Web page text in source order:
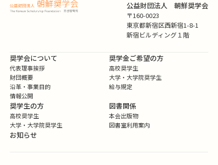
公益財団法人 朝鮮奨学会
〒160-0023
東京都新宿区西新宿1-8-1
新宿ビルディング１階
奨学会について
代表理事挨拶
財団概要
沿革・事業目的
情報公開
奨学金ご希望の方
高校奨学生
大学・大学院奨学生
給与規定
奨学生の方
高校奨学生
大学・大学院奨学生
図書関係
本会出版物
図書室利用案内
お知らせ